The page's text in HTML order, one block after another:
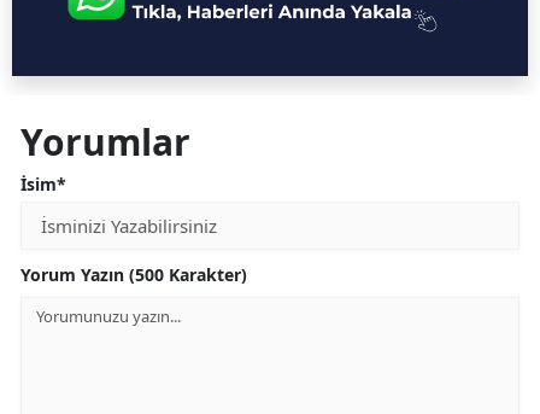
Yorumlar
İsim*
Yorum Yazın (500 Karakter)